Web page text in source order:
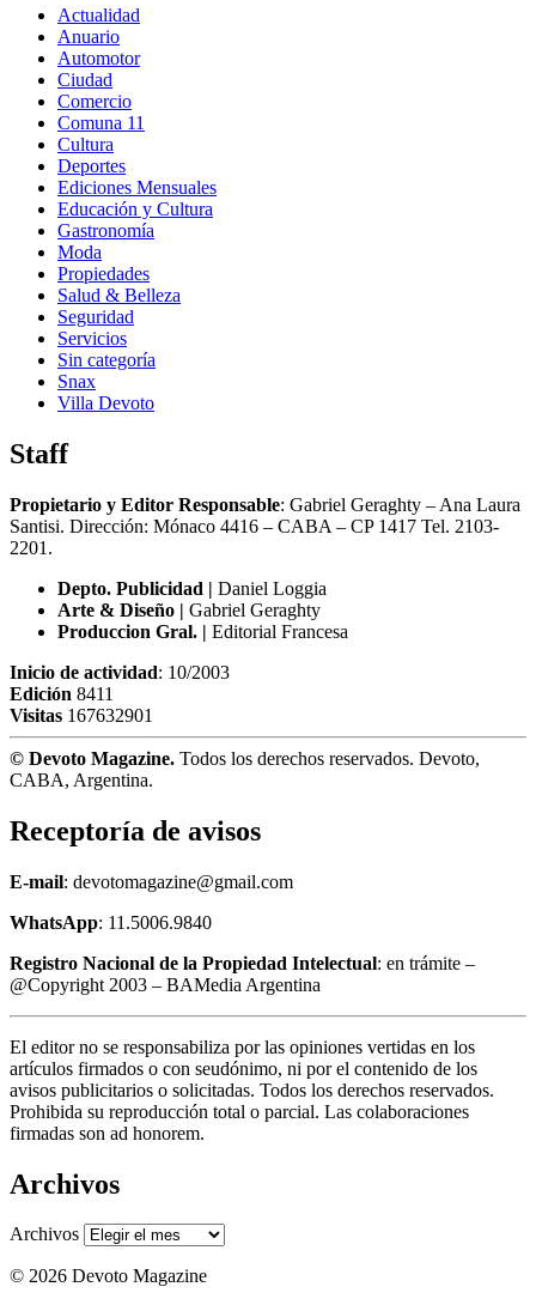
Actualidad
Anuario
Automotor
Ciudad
Comercio
Comuna 11
Cultura
Deportes
Ediciones Mensuales
Educación y Cultura
Gastronomía
Moda
Propiedades
Salud & Belleza
Seguridad
Servicios
Sin categoría
Snax
Villa Devoto
Staff
Propietario y Editor Responsable: Gabriel Geraghty – Ana Laura
Santisi. Dirección: Mónaco 4416 – CABA – CP 1417 Tel. 2103-
2201.
Depto. Publicidad | Daniel Loggia
Arte & Diseño | Gabriel Geraghty
Produccion Gral. | Editorial Francesa
Inicio de actividad: 10/2003
Edición 8411
Visitas 167632901
© Devoto Magazine. Todos los derechos reservados. Devoto,
CABA, Argentina.
Receptoría de avisos
E-mail: devotomagazine@gmail.com
WhatsApp: 11.5006.9840
Registro Nacional de la Propiedad Intelectual: en trámite –
@Copyright 2003 – BAMedia Argentina
El editor no se responsabiliza por las opiniones vertidas en los
artículos firmados o con seudónimo, ni por el contenido de los
avisos publicitarios o solicitadas. Todos los derechos reservados.
Prohibida su reproducción total o parcial. Las colaboraciones
firmadas son ad honorem.
Archivos
Archivos
© 2026 Devoto Magazine